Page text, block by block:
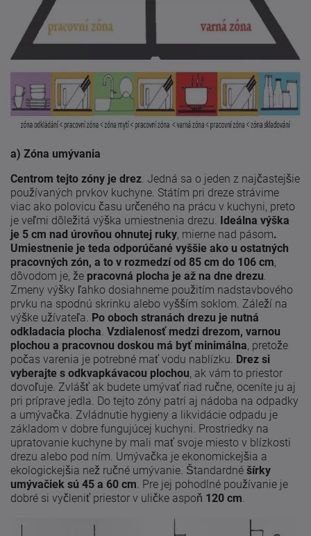
a) Zóna umývania
Centrom tejto zóny je drez . Jedná sa o jeden z najčastejšie
používaných prvkov kuchyne. Státím pri dreze strávime
viac ako polovicu času určeného na prácu v kuchyni, preto
je veľmi dôležitá výška umiestnenia drezu. Ideálna výška
je 5 cm nad úrovňou ohnutej ruky, mierne nad pásom.
Umiestnenie je teda odporúčané vyššie ako u ostatných
pracovných zón, a to v rozmedzí od 85 cm do 106 cm,
dôvodom je, že pracovná plocha je až na dne drezu
Zmeny výšky ľahko dosiahneme použitím nadstavbového
prvku na spodnú skrinku alebo vyšším soklom. Záleží na
výške užívateľa. Po oboch stranách drezu je nutná
odkladacia plocha Vzdialenosť medzi drezom, varnou
plochou a pracovnou doskou má byť minimálna, pretože
počas varenia je potrebné mať vodu nablízku. Drez si
vyberajte s odkvapkávacou plochou, ak vám to priestor
dovoľuje. Zvlášť ak budete umývať riad ručne, oceníte ju aj
pri príprave jedla. Do tejto zóny patrí aj nádoba na odpadky
a umývačka. Zvládnutie hygieny a likvidácie odpadu je
základom v dobre fungujúcej kuchyni. Prostriedky na
upratovanie kuchyne by mali mať svoje miesto v blízkosti
drezu alebo pod ním. Umývačka je ekonomickejšia a
ekologickejšia než ručné umývanie. Štandardné šírky
umývačiek sú 45 a 60 cm . Pre jej pohodlné používanie je
dobré si vyčleniť priestor v uličke aspoň 120 cm